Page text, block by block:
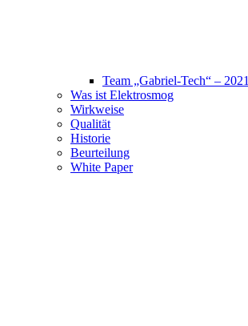
Team „Gabriel-Tech“ – 2021
Was ist Elektrosmog
Wirkweise
Qualität
Historie
Beurteilung
White Paper